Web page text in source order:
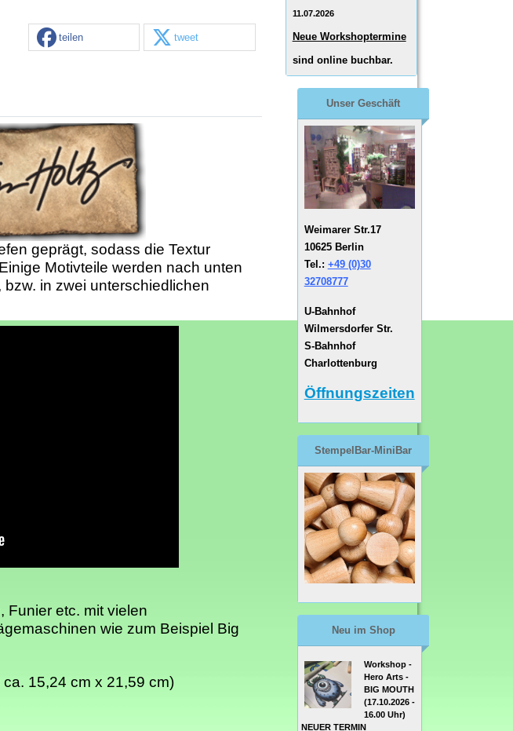
teilen tweet
geprägt, sodass die Textur
Motivteile werden nach unten
in zwei unterschiedlichen
Funier etc. mit vielen
wie zum Beispiel Big
15,24 cm x 21,59 cm)
11.07.2026
Neue Workshoptermine
sind online buchbar.
Unser Geschäft
Weimarer Str.17
10625 Berlin
Tel.: +49 (0)30
32708777
U-Bahnhof
Wilmersdorfer Str.
S-Bahnhof
Charlottenburg
Öffnungszeiten
StempelBar-MiniBar
Neu im Shop
Workshop -
Hero Arts -
BIG MOUTH
(17.10.2026 -
16.00 Uhr)
NEUER TERMIN